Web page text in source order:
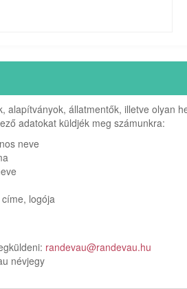
alapítványok, állatmentők, illetve olyan
adatokat küldjék meg számunkra:
neve
logója
randevau@randevau.hu
névjegy